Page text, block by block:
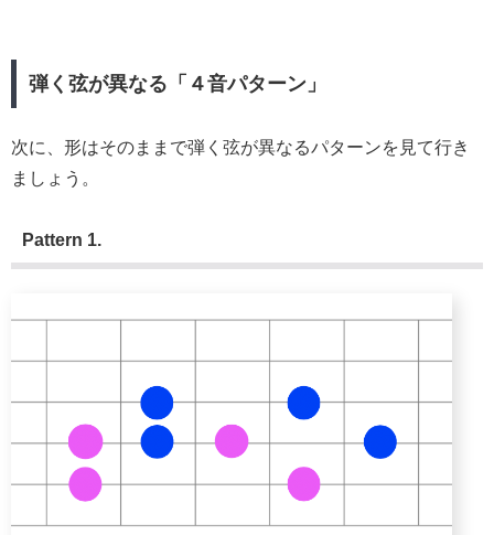
弾く弦が異なる「４音パターン」
次に、形はそのままで弾く弦が異なるパターンを見て行き
ましょう。
Pattern 1.